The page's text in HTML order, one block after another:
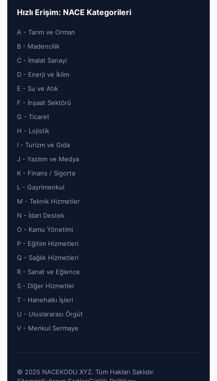
Hızlı Erişim: NACE Kategorileri
A - Tarım ve Orman
B - Madencilik
C - İmalat Sanayi
D - Enerji ve İklim
E - Su ve Atık
F - İnşaat Sektörü
G - Ticaret
H - Lojistik
I - Turizm ve Gıda
J - Yazılım ve Medya
K - Finans / Sigorta
L - Gayrimenkul
M - Teknik Hizmetler
N - İdari Destek
O - Kamu Yönetimi
P - Eğitim Hizmetleri
Q - Sağlık Hizmetleri
R - Sanat ve Eğlence
S - Diğer Hizmetler
T - Hanehalkı İşleri
U - Uluslararası Örgüt
V - Menkul Sermaye
© 2025 NACEKODU.XYZ. Tüm Hakları Saklıdır.